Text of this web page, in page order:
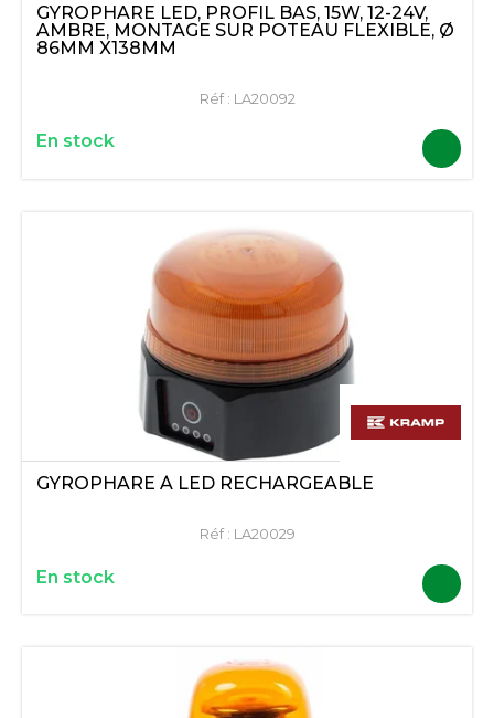
GYROPHARE LED, PROFIL BAS, 15W, 12-24V,
AMBRE, MONTAGE SUR POTEAU FLEXIBLE, Ø
86MM X138MM
Réf : LA20092
En stock
GYROPHARE À LED RECHARGEABLE
Réf : LA20029
En stock